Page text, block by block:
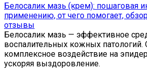
Белосалик мазь (крем): пошаговая
применению, от чего помогает,
отзывы
Белосалик мазь — эффективное
воспалительных кожных патологий.
комплексное воздействие на
ускоряя выздоровление.